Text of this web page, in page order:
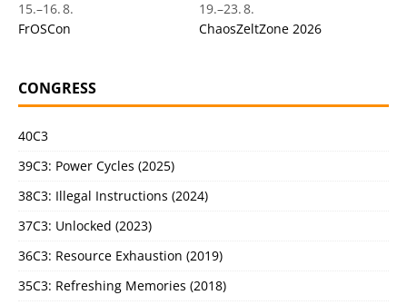
15.–16. 8.
FrOSCon
19.–23. 8.
ChaosZeltZone 2026
CONGRESS
40C3
39C3: Power Cycles (2025)
38C3: Illegal Instructions (2024)
37C3: Unlocked (2023)
36C3: Resource Exhaustion (2019)
35C3: Refreshing Memories (2018)